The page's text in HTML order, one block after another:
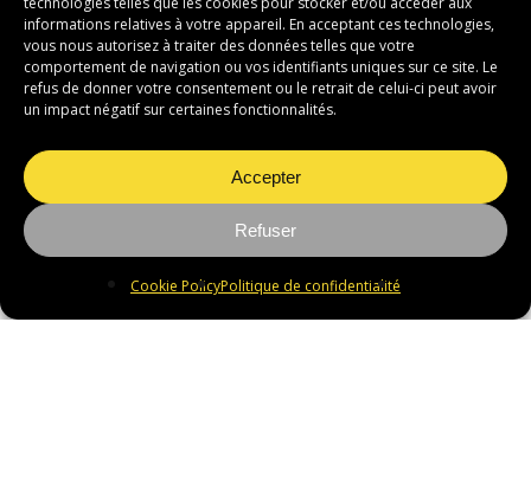
informations relatives à votre appareil. En acceptant ces technologies,
vous nous autorisez à traiter des données telles que votre
comportement de navigation ou vos identifiants uniques sur ce site. Le
refus de donner votre consentement ou le retrait de celui-ci peut avoir
un impact négatif sur certaines fonctionnalités.
Accepter
Refuser
Cookie PolicyPolitique de confidentialité